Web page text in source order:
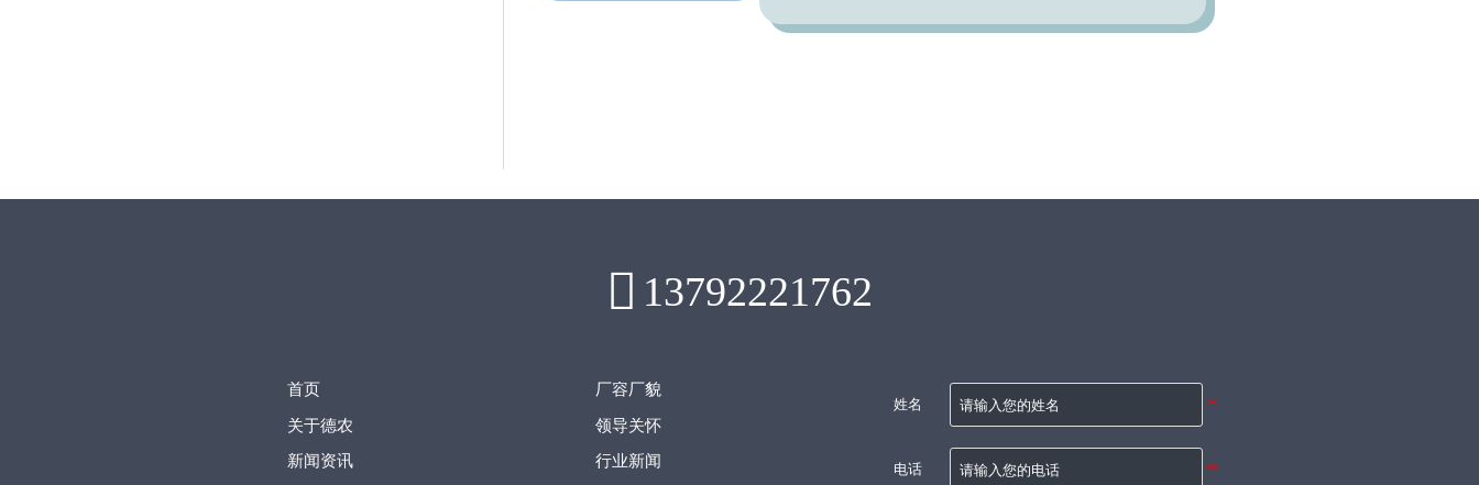
 13792221762
首页
关于德农
新闻资讯
厂容厂貌
领导关怀
行业新闻
姓名
电话